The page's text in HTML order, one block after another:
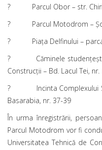
? Parcul Obor – str.
? Parcul Motodrom –
? Piața Delfinului –
? Căminele studențești
Construcții – Bd. Lacul Tei, nr.
? Incinta Complexului
Basarabia, nr. 37-39
În urma înregistrării,
Parcul Motodrom vor fi
Universitatea Tehnică de